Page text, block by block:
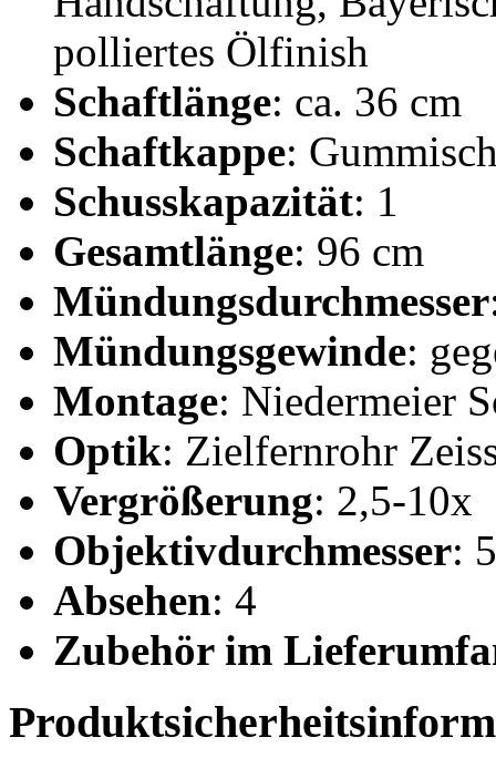
polliertes Ölfinish
Schaftlänge: ca. 36 cm
Schaftkappe:
Schusskapazität: 1
Gesamtlänge: 96 cm
Mündungsdurchmesser
Mündungsgewinde:
Montage: Niedermeier
Optik: Zielfernrohr
Vergrößerung: 2,5-10x
Objektivdurchmesser:
Absehen: 4
Zubehör im